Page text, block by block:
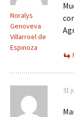
Noralys
Genoveva
Villarroel de
Espinoza
31